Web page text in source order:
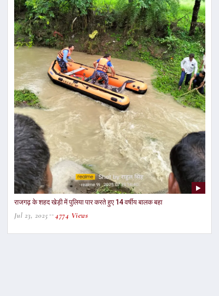
राजगढ़ के शहद खेड़ी में पुलिया पार करते हुए 14 वर्षीय बालक बहा
Jul 23, 2025 4774 Views